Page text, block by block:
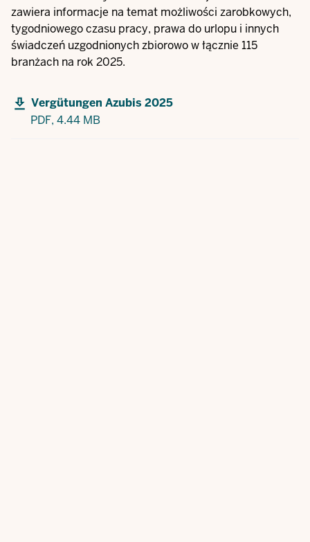
zawiera informacje na temat możliwości zarobkowych,
tygodniowego czasu pracy, prawa do urlopu i innych
świadczeń uzgodnionych zbiorowo w łącznie 115
branżach na rok 2025.
Vergütungen Azubis 2025
PDF, 4.44 MB